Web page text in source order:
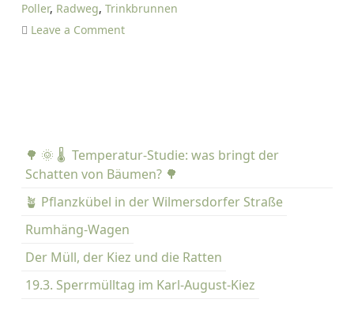
Poller, Radweg, Trinkbrunnen
Leave a Commento
l
t
h
n
d
u
🌳 🌞 🌡️ Temperatur-Studie: was bringt der
Schatten von Bäumen? 🌳
🪴 Pflanzkübel in der Wilmersdorfer Straße
Rumhäng-Wagen
Der Müll, der Kiez und die Ratten
19.3. Sperrmülltag im Karl-August-Kiez